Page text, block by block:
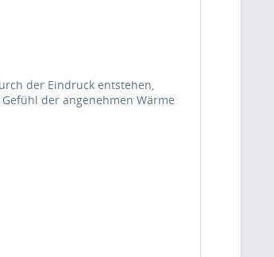
der Eindruck entstehen,
der angenehmen Wärme